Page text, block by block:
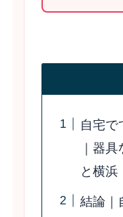
自宅で
｜器
と横浜
結論｜